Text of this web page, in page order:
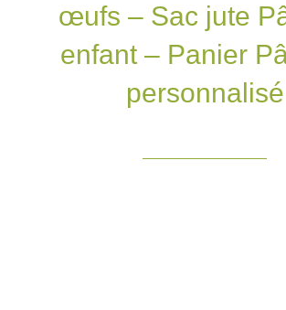
œufs – Sac jute
enfant – Panier
personnalisé